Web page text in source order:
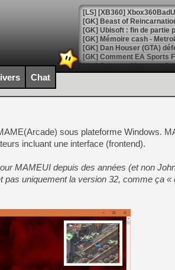
[GK] Beast of
[GK] Ubisoft : fin de partie
[GK] Mémoire cash -
[GK] Dan Houser (GTA)
[GK] Comment EA Sports
[GK] Crimson Moon : un
[GK] Isle of Reveries : le
[GK] Moonlighter 2 : The
[GK] Capcom relance
[Mo5] Deux inédits du
[GK] Le beat'em up The
[GK] Endless Legend 2 :
[LS] [PS5] Le WebKit
[GK] Oubliez Crazy Taxi,
[LS] [Switch] NSZ 5.0.0
Chat
sous plateforme Windows.
incluant une interface (frontend).
MAMEUI depuis des années (et non
uniquement la version 32, comme ça «